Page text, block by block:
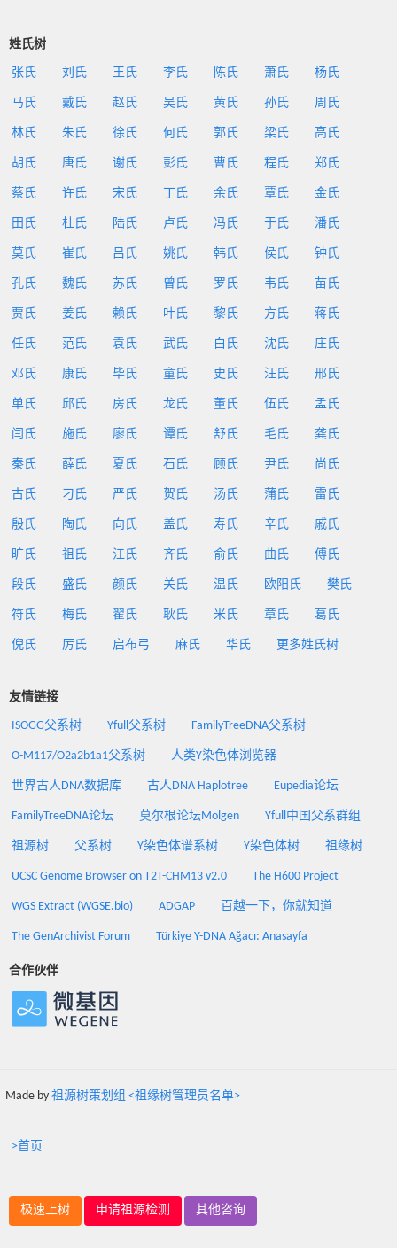
姓氏树
张氏 刘氏 王氏 李氏 陈氏 萧氏 杨氏
马氏 戴氏 赵氏 吴氏 黄氏 孙氏 周氏
林氏 朱氏 徐氏 何氏 郭氏 梁氏 高氏
胡氏 唐氏 谢氏 彭氏 曹氏 程氏 郑氏
蔡氏 许氏 宋氏 丁氏 余氏 覃氏 金氏
田氏 杜氏 陆氏 卢氏 冯氏 于氏 潘氏
莫氏 崔氏 吕氏 姚氏 韩氏 侯氏 钟氏
孔氏 魏氏 苏氏 曾氏 罗氏 韦氏 苗氏
贾氏 姜氏 赖氏 叶氏 黎氏 方氏 蒋氏
任氏 范氏 袁氏 武氏 白氏 沈氏 庄氏
邓氏 康氏 毕氏 童氏 史氏 汪氏 邢氏
单氏 邱氏 房氏 龙氏 董氏 伍氏 孟氏
闫氏 施氏 廖氏 谭氏 舒氏 毛氏 龚氏
秦氏 薛氏 夏氏 石氏 顾氏 尹氏 尚氏
古氏 刁氏 严氏 贺氏 汤氏 蒲氏 雷氏
殷氏 陶氏 向氏 盖氏 寿氏 辛氏 戚氏
旷氏 祖氏 江氏 齐氏 俞氏 曲氏 傅氏
段氏 盛氏 颜氏 关氏 温氏 欧阳氏 樊氏
符氏 梅氏 翟氏 耿氏 米氏 章氏 葛氏
倪氏 厉氏 启布弓 麻氏 华氏 更多姓氏树
友情链接
ISOGG父系树 Yfull父系树 FamilyTreeDNA父系树
O-M117/O2a2b1a1父系树 人类Y染色体浏览器
世界古人DNA数据库 古人DNA Haplotree Eupedia论坛
FamilyTreeDNA论坛 莫尔根论坛Molgen Yfull中国父系群组
祖源树 父系树 Y染色体谱系树 Y染色体树 祖缘树
UCSC Genome Browser on T2T-CHM13 v2.0 The H600 Project
WGS Extract (WGSE.bio) ADGAP 百越一下，你就知道
The GenArchivist Forum Türkiye Y-DNA Ağacı: Anasayfa
合作伙伴
Made by 祖源树策划组 <祖缘树管理员名单>
>首页
极速上树 申请祖源检测 其他咨询